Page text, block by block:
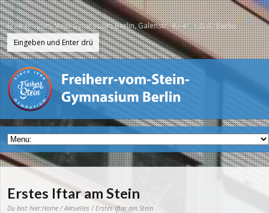
Freiherr-vom-Stein-Gymnasium Berlin, Galenstr. 40-44, 13597 Berlin
Erstes Iftar am Stein
Du bist hier:Home/Aktuelles/ Erstes Iftar am Stein